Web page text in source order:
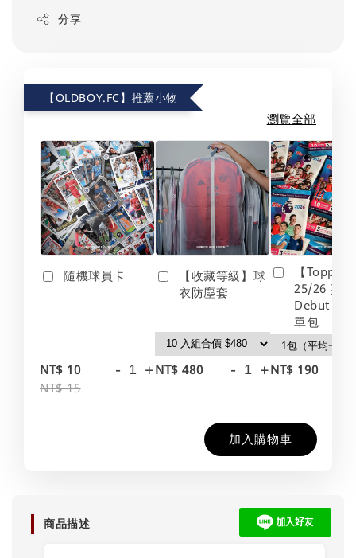
分享
【OLDBOY.FC】推薦小物
瀏覽全部
隨機球員卡
NT$ 10
NT$ 15
- +
【收藏等級】球
衣防塵套
NT$ 480 - +
【Topps】
25/26 英
Debut
單包
NT$ 190
加入購物車
商品描述